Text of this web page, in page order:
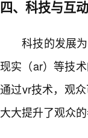
四、科技与互
科技的发展
现实（ar）等技
通过vr技术，观
大大提升了观众